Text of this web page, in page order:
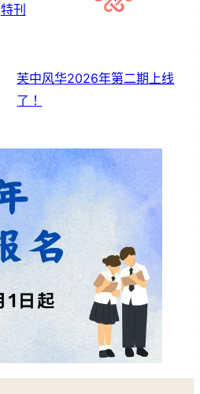
特刊
芙中风华2026年第二期上线
了！